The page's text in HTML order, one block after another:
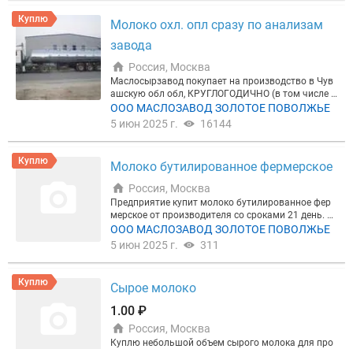
Куплю
Молоко охл. опл сразу по анализам
завода
Россия, Москва
Маслосырзавод покупает на производство в Чув
ашскую обл обл, КРУГЛОГОДИЧНО (в том числе и
майские ) и молоко сырое охлажденное Любые ф
ормы оплаты. До 60т ежедневно . ОПЛАТА СРАЗУ
НА ПРЕДОПЛАТА Удобно, взаимовыгодно, хорош
рудования, самовывоз. Имеется молоковозы от 8
до 24т .
ООО МАСЛОЗАВОД ЗОЛОТОЕ ПОВОЛЖЬЕ
5 июн 2025 г.
16144
Куплю Молоко бутилированное фермерское
Россия, Москва
Предприятие купит молоко бутилированное фер
мерское от производителя со сроками 21 день. П
артия 20 т в месяц Предложение прошу на почту
(без рекламы и маркетинга) с цифрами Название
реализации (, место отгрузки В случае необходим
ъём на Ваше хозяйство Предложение прошу отпр
авлять на почту
ООО МАСЛОЗАВОД ЗОЛОТОЕ ПОВОЛЖЬЕ
5 июн 2025 г.
311
Куплю
Сырое молоко
1.00 ₽
Россия, Москва
Куплю небольшой объем сырого молока для про